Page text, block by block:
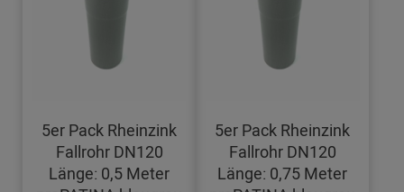
5er Pack Rheinzink
Fallrohr DN120
Länge: 0,5 Meter
5er Pack Rheinzink
Fallrohr DN120
Länge: 0,75 Meter